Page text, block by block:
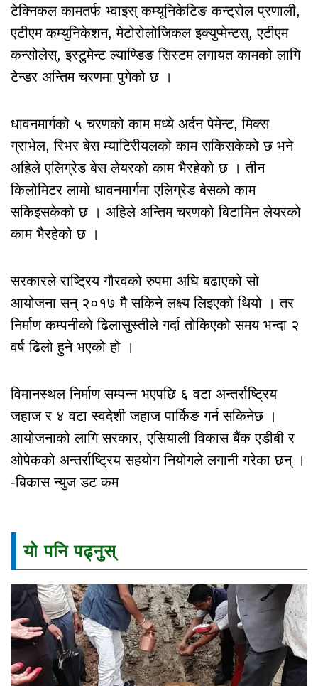
टेक्निकल कामतर्फ भ्वाइस् कम्यूनिकेटिङ कन्ट्रोल प्रणाली,
एटीएम कम्युनिकेशन, मेटोरोलोजिकल इक्युप्मेन्टस्, एटीएम
कन्सोलेस्, इस्टुमेन्ट ल्याण्डिङ सिस्टम लगायत कामको लागि
टेन्डर अन्तिम चरणमा पुगेको छ ।
धावनमार्गको ५ चरणको काम मध्ये अर्दन पेमेन्ट, मिक्स
ग्राभेल, रिभर बेस म्याटिरीयलको काम सकिसकेको छ भने
अहिले एलिग्रेड बेस लेयरको काम भैरहेको छ । तीन
किलोमिटर लामो धावनमार्गमा एलिग्रेड बेसको काम
सकिइसकेको छ । अहिले अन्तिम चरणको बिटामिन लेयरको
काम भैरहेको छ ।
सरकारले राष्ट्रिय गौरवको रुपमा अघि बढाएको सो
आयोजना सन् २०१७ मै सकिने लक्ष्य लिइएको थियो । तर
निर्माण कम्पनीको ढिलासुस्तीले गर्दा तोकिएको समय भन्दा २
वर्ष ढिलो हुने भएको हो ।
विमानस्थल निर्माण सम्पन्न भएपछि ६ वटा अन्तर्राष्ट्रिय
जहाज र ४ वटा स्वदेशी जहाज पार्किङ गर्न सकिनेछ ।
आयोजनाको लागि सरकार, एसियाली विकास बैंक एडीबी र
ओपेकको अन्तर्राष्ट्रिय सहयोग नियोगले लगानी गरेका छन् ।
-बिकास न्युज डट कम
यो पनि पढ्नुस्